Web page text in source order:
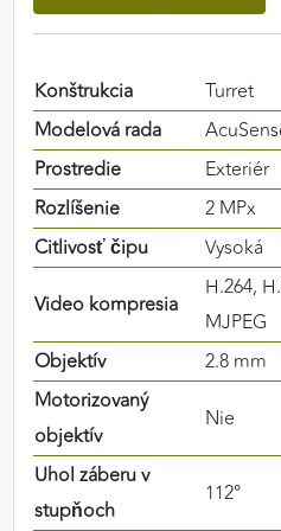
Konštrukcia
Turret
Modelová rada
Prostredie
Exteriér
Rozlíšenie
2 MPx
Citlivosť čipu
Vysoká
Video kompresia
H.264,
MJPEG
Objektív
2.8 mm
Motorizovaný
objektív
Nie
Uhol záberu v
stupňoch
112°
výkon a funkčnosť našich
Google Analytics
Poskytovateľ:
MARKETINGOVÉ
Marketingové cookies sa
správania používateľov
stránkami. Umožňujú
zobrazovať cielenú a
našom webe aj v
Google Ads
Poskytovateľ: